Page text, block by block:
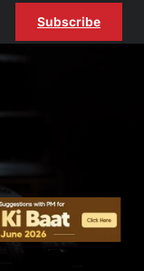
Subscribe